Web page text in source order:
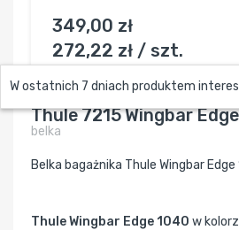
349,00 zł
272,22 zł / szt.
Thule 7215 Wingbar
belka
Belka bagażnika Thule Wingbar
Thule Wingbar Edge 1040 w
W ostatnich 7 dniach produktem